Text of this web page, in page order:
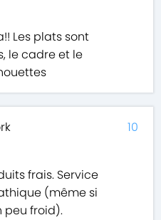
Les plats sont
le cadre et le
frais. Service
(même si
peu froid).
10